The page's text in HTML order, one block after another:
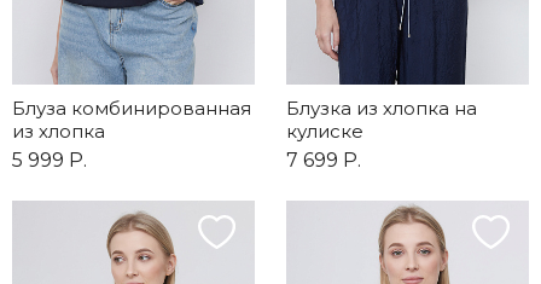
Блуза комбинированная
из хлопка
5 999 Р.
Блузка из хлопка на
кулиске
7 699 Р.